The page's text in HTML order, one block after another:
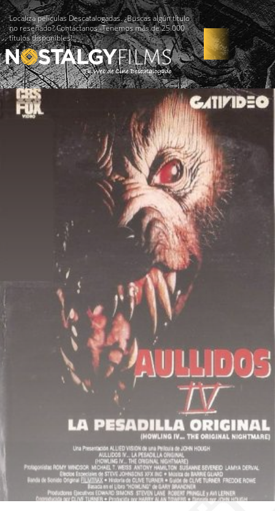
Localiza películas Descatalogadas. ¿Buscas algún título
no reseñado? Contáctanos -Tenemos más de 25.000
títulos disponibles!